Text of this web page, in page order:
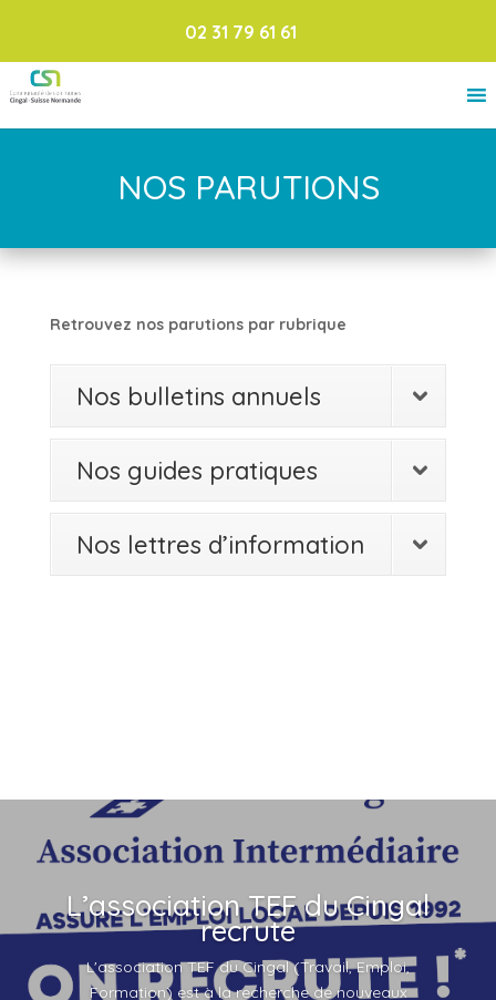
02 31 79 61 61
NOS PARUTIONS
Retrouvez nos parutions par rubrique
Nos bulletins annuels
Nos guides pratiques
Nos lettres d’information
L’association TEF du Cingal
recrute
L'association TEF du Cingal (Travail, Emploi,
Formation) est à la recherche de nouveaux